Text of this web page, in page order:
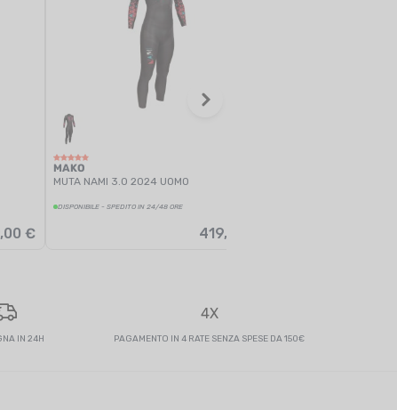
€
MAKO
MUTA NAMI 3.0 2024 UOMO
DISPONIBILE - SPEDITO IN 24/48 ORE
419,00 €
IN 24H
4X
PAGAMENTO IN 4 RATE SENZA SPESE DA 150€